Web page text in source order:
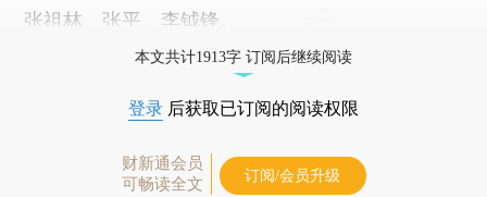
张祖林
张平 李钺锋
本文共计1913字 订阅后继续阅读
登录 后获取已订阅的阅读权限
财新通会员
可畅读全文
订阅/会员升级